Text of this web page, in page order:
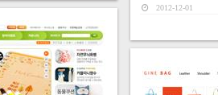
2012-12-01